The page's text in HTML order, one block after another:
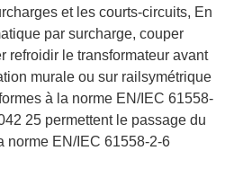
et les courts-circuits, En
par surcharge, couper
refroidir le transformateur avant
murale ou sur railsymétrique
à la norme EN/IEC 61558-
25 permettent le passage du
norme EN/IEC 61558-2-6